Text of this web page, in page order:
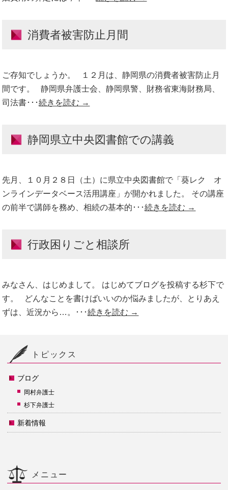
消費者被害防止月間
ご存知でしょうか。 １２月は、静岡県の消費者被害防止月
間です。 静岡県弁護士会、静岡県警、財務省東海財務局、
司法書･･･続きを読む →
静岡県立中央図書館での講義
先月、１０月２８日（土）に県立中央図書館で「葵レク オ
ンラインデータベース活用講座」が開かれました。 その講座
の前半で講師を務め、相続の基本的･･･続きを読む →
行政困りごと相談所
みなさん、はじめまして。 はじめてブログを投稿する杉下で
す。 どんなことを書けばいいのか悩みましたが、とりあえ
ずは、近況から…。･･･続きを読む →
トピックス
ブログ
岡村弁護士
杉下弁護士
新着情報
メニュー